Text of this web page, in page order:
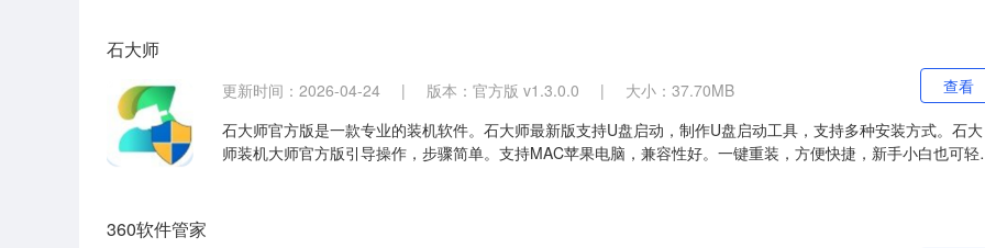
石大师
更新时间：2026-04-24 | 版本：官方版 v1.3.0.0 |
大小：37.70MB
石大师官方版是一款专业的装机软件。石大师最新版支持U盘启动，制作U盘启动工具，支持多种安装方式。石大
师装机大师官方版引导操作，步骤简单。支持MAC苹果电脑，兼容性好。一键重装，方便快捷，新手小白也可轻
查看
360软件管家